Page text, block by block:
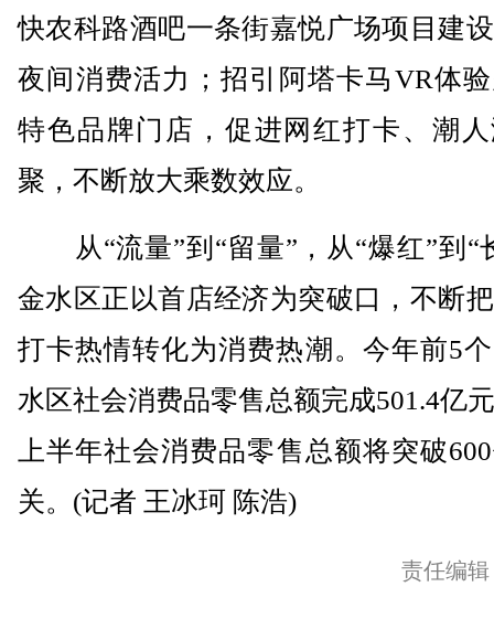
快农科路酒吧一条街嘉悦广场项目建
夜间消费活力；招引阿塔卡马VR体
特色品牌门店，促进网红打卡、潮
聚，不断放大乘数效应。
从“流量”到“留量”，从“爆红”到“
金水区正以首店经济为突破口，不断
打卡热情转化为消费热潮。今年前5
水区社会消费品零售总额完成501.4亿
上半年社会消费品零售总额将突破
关。(记者 王冰珂 陈浩)
责任编